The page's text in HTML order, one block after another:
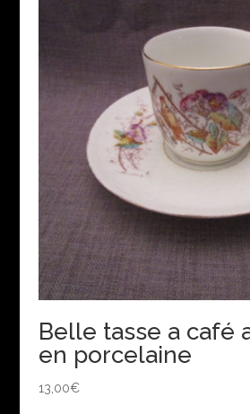
Belle tasse a café
en porcelaine
13,00€